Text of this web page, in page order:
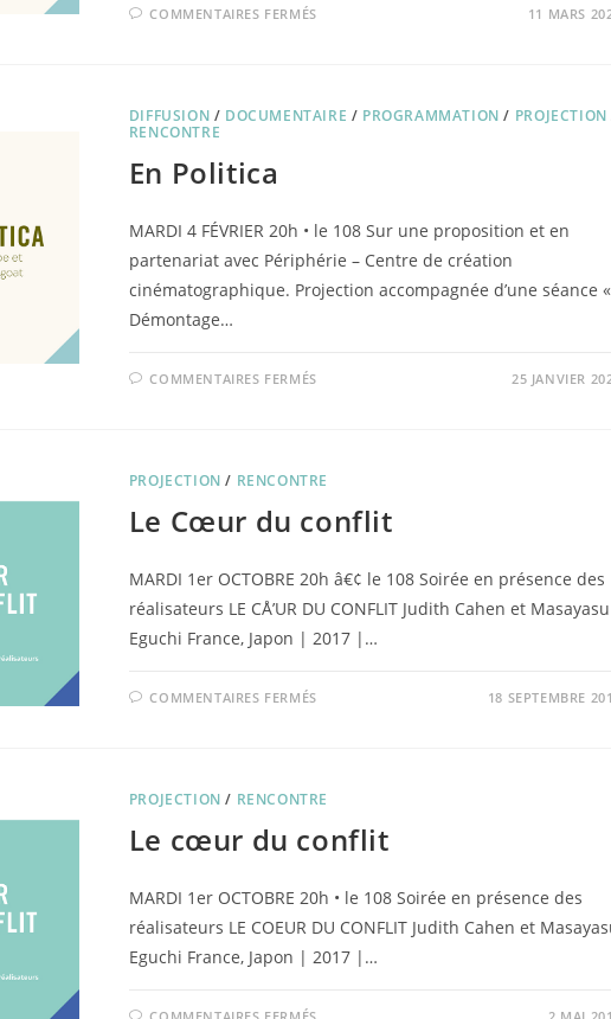
COMMENTAIRES FERMÉSSUR 11 MARS
DIFFUSION / DOCUMENTAIRE / PROGRAMMATION / PROJECTION
RENCONTRE
En Politica
MARDI 4 FÉVRIER 20h • le 108 Sur une proposition et en
partenariat avec Périphérie – Centre de création
cinématographique. Projection accompagnée d’une séance «
Démontage…
COMMENTAIRES FERMÉSSUR 25 JANVIER
PROJECTION / RENCONTRE
Le Cœur du conflit
MARDI 1er OCTOBRE 20h â€¢ le 108 Soirée en présence des
réalisateurs LE CÅ’UR DU CONFLIT Judith Cahen et Masayasu
Eguchi France, Japon | 2017 |…
COMMENTAIRES FERMÉSSUR 18 SEPTEMBRE
PROJECTION / RENCONTRE
Le cœur du conflit
MARDI 1er OCTOBRE 20h • le 108 Soirée en présence des
réalisateurs LE COEUR DU CONFLIT Judith Cahen et
Eguchi France, Japon | 2017 |…